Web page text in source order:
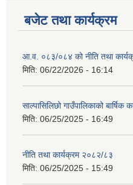
बजेट तथा कार्यक्रम
आ.व. ०८३/०८४ को नीति तथा
मिति: 06/22/2026 - 16:14
साल्पासिलिछो गाउँपालिकाको
मिति: 06/25/2025 - 16:49
नीति तथा कार्यक्रम २०८२/८३
मिति: 06/25/2025 - 15:49